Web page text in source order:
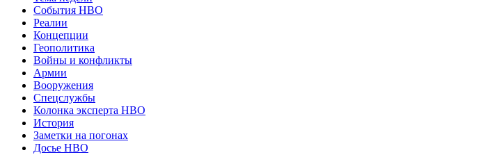
События НВО
Реалии
Концепции
Геополитика
Войны и конфликты
Армии
Вооружения
Спецслужбы
Колонка эксперта НВО
История
Заметки на погонах
Досье НВО